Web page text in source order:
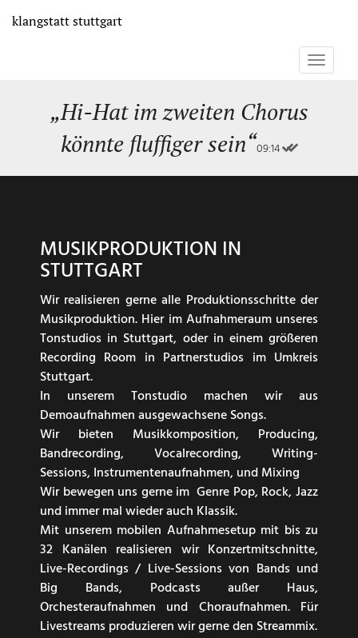
zum
klangstattstuttgart
Toggle
„Hi-Hat im zweiten Chorus
könnte fluffiger sein“09:14
MUSIKPRODUKTION IN
STUTTGART
Wir realisieren gerne alle Produktionsschritte der
Musikproduktion. Hier im Aufnahmeraum unseres
Tonstudios in Stuttgart, oder in einem größeren
Recording Room in Partnerstudios im Umkreis
Stuttgart.
In unserem Tonstudio machen wir aus
Demoaufnahmen ausgewachsene Songs.
Wir bieten Musikkomposition, Producing,
Bandrecording, Vocalrecording, Writing-
Sessions, Instrumentenaufnahmen, und Mixing
Wir bewegen uns gerne im Genre Pop, Rock, Jazz
und immer mal wieder auch Klassik.
Mit unserem mobilen Aufnahmesetup mit bis zu
32 Kanälen realisieren wir Konzertmitschnitte,
Live-Recordings / Live-Sessions von Bands und
Big Bands, Podcasts außer Haus,
Orchesteraufnahmen und Choraufnahmen. Für
Livestreams produzieren wir gerne den Streammix.